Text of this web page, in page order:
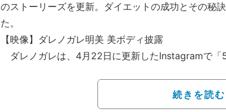
のストーリーズを更新。ダイエットの成功とその秘
た。
【映像】ダレノガレ明美 美ボディ披露
ダレノガレは、4月22日に更新したInstagramで「
をつけて女性らしい体にします！」と投稿していた。
5月4日に「体仕上がってきました。お尻、腕のトレ
続きを読む